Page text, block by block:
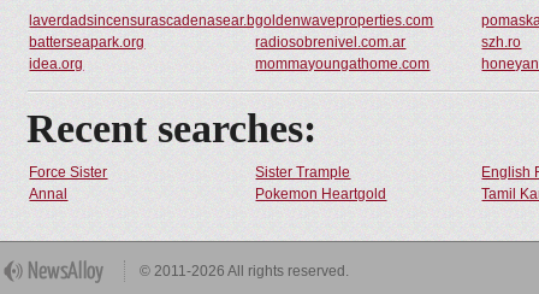
laverdadsincensurascadenasear.blogspot.comgoldenwaveproperties.com
batterseapark.org
radiosobrenivel.com.ar
szh.ro
idea.org
mommayoungathome.com
Recent searches:
Force Sister Sister Trample
English
Annal
Pokemon Heartgold Tamil
© 2011-2026 All rights reserved.